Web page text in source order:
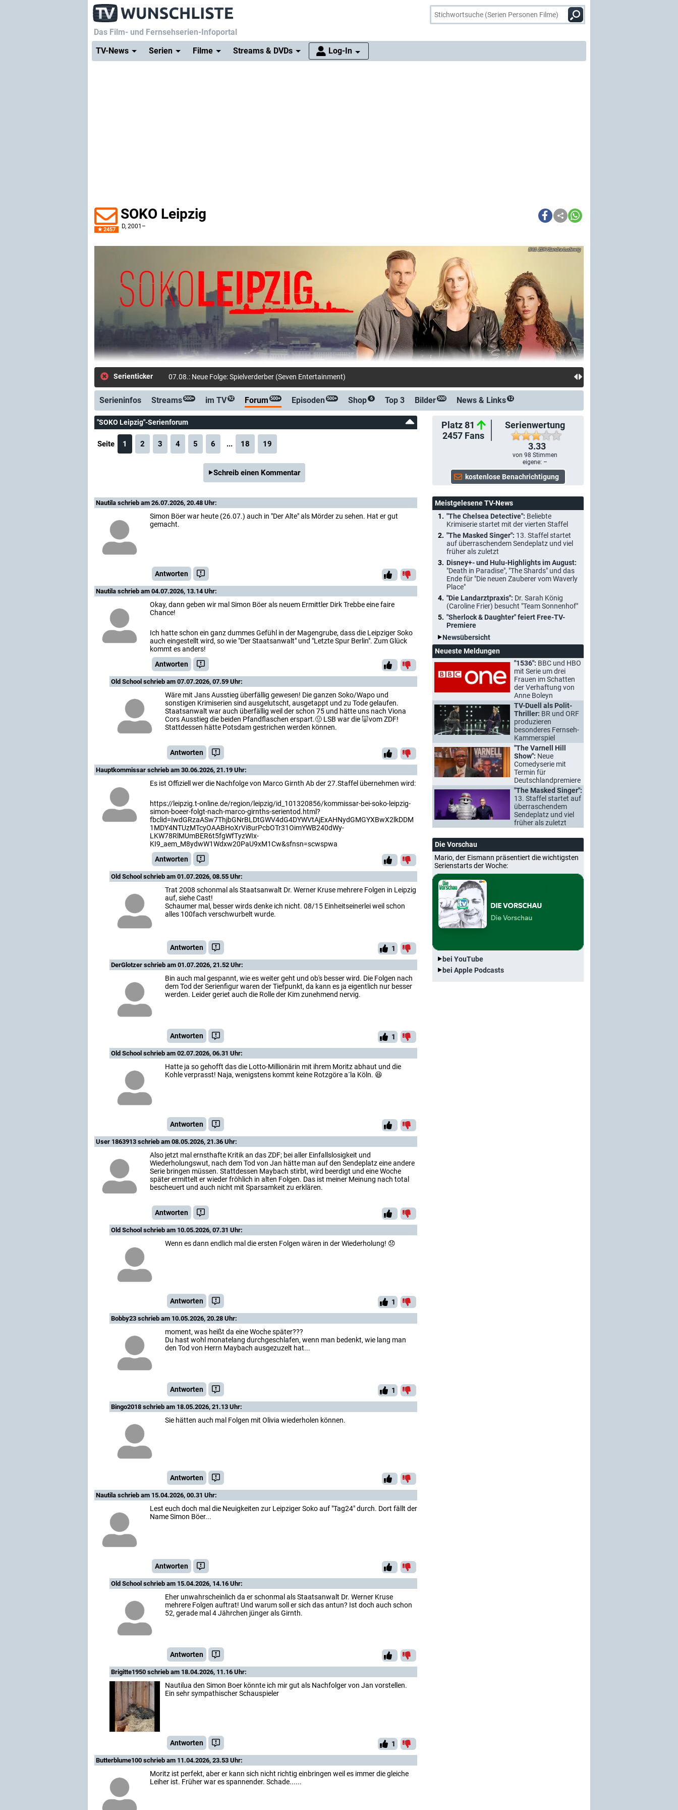
Das Film- und Fernsehserien-Infoportal
TV-News
Serien Filme Streams & DVDs Log-In
2457
SOKO Leipzig
D, 2001–
ZDF/Sandra Ludewig
Serienticker 07.08.: Neue Folge: Spielverderber (Seven Entertainment)
Serieninfos Streams 500+ im TV 92 Forum 500+ Episoden 500+ Shop 6 Top 3 Bilder 500 News & Links 12
Platz 81
2457 Fans
Serienwertung
3.33
von 98 Stimmen
eigene: –
"SOKO Leipzig"-Serienforum
Seite 1 2 3 4 5 6 ... 18 19
Schreib einen Kommentar
Nautila schrieb am 26.07.2026, 20.48 Uhr:
Simon Böer war heute (26.07.) auch in "Der Alte" als Mörder zu sehen. Hat er gut
gemacht.
Antworten
Nautila schrieb am 04.07.2026, 13.14 Uhr:
Okay, dann geben wir mal Simon Böer als neuem Ermittler Dirk Trebbe eine faire
Chance!
Ich hatte schon ein ganz dummes Gefühl in der Magengrube, dass die Leipziger Soko
auch eingestellt wird, so wie "Der Staatsanwalt" und "Letzte Spur Berlin". Zum Glück
kommt es anders!
Antworten
Old School schrieb am 07.07.2026, 07.59 Uhr:
Wäre mit Jans Ausstieg überfällig gewesen! Die ganzen Soko/Wapo und
sonstigen Krimiserien sind ausgelutscht, ausgetappt und zu Tode gelaufen.
Staatsanwalt war auch überfällig weil der schon 75 und hätte uns nach Viona
Cors Ausstieg die beiden Pfandflaschen erspart.🤢 LSB war die 🐷vom ZDF!
Stattdessen hätte Potsdam gestrichen werden können.
Antworten
Hauptkommissar schrieb am 30.06.2026, 21.19 Uhr:
Es ist Offiziell wer die Nachfolge von Marco Girnth Ab der 27.Staffel übernehmen wird:
https://leipzig.t-online.de/region/leipzig/id_101320856/kommissar-bei-soko-leipzig-
simon-boeer-folgt-nach-marco-girnths-serientod.html?
fbclid=IwdGRzaASw7ThjbGNrBLDtGWV4dG4DYWVtAjExAHNydGMGYXBwX2lkDDM
1MDY4NTUzMTcyOAABHoXrVi8urPcbOTr31OimYWB240dWy-
LKW78RlMUmBER6t5fgWfTyzWIx-
KI9_aem_M8ydwW1Wdxw20PaU9xM1Cw&sfnsn=scwspwa
Antworten
Old School schrieb am 01.07.2026, 08.55 Uhr:
Trat 2008 schonmal als Staatsanwalt Dr. Werner Kruse mehrere Folgen in Leipzig
auf, siehe Cast!
Schaumer mal, besser wirds denke ich nicht. 08/15 Einheitseinerlei weil schon
alles 100fach verschwurbelt wurde.
Antworten 1
DerGlotzer schrieb am 01.07.2026, 21.52 Uhr:
Bin auch mal gespannt, wie es weiter geht und ob's besser wird. Die Folgen nach
dem Tod der Serienfigur waren der Tiefpunkt, da kann es ja eigentlich nur besser
werden. Leider geriet auch die Rolle der Kim zunehmend nervig.
Antworten 1
Old School schrieb am 02.07.2026, 06.31 Uhr:
Hatte ja so gehofft das die Lotto-Millionärin mit ihrem Moritz abhaut und die
Kohle verprasst! Naja, wenigstens kommt keine Rotzgöre a´la Köln. 😆
Antworten
User 1863913 schrieb am 08.05.2026, 21.36 Uhr:
Also jetzt mal ernsthafte Kritik an das ZDF; bei aller Einfallslosigkeit und
Wiederholungswut, nach dem Tod von Jan hätte man auf den Sendeplatz eine andere
Serie bringen müssen. Stattdessen Maybach stirbt, wird beerdigt und eine Woche
später ermittelt er wieder fröhlich in alten Folgen. Das ist meiner Meinung nach total
bescheuert und auch nicht mit Sparsamkeit zu erklären.
Antworten
Old School schrieb am 10.05.2026, 07.31 Uhr:
Wenn es dann endlich mal die ersten Folgen wären in der Wiederholung! 😞
Antworten 1
Bobby23 schrieb am 10.05.2026, 20.28 Uhr:
moment, was heißt da eine Woche später???
Du hast wohl monatelang durchgeschlafen, wenn man bedenkt, wie lang man
den Tod von Herrn Maybach ausgezuzelt hat...
Antworten 1
Bingo2018 schrieb am 18.05.2026, 21.13 Uhr:
Sie hätten auch mal Folgen mit Olivia wiederholen können.
Antworten
Nautila schrieb am 15.04.2026, 00.31 Uhr:
Lest euch doch mal die Neuigkeiten zur Leipziger Soko auf "Tag24" durch. Dort fällt der
Name Simon Böer...
Antworten
Old School schrieb am 15.04.2026, 14.16 Uhr:
Eher unwahrscheinlich da er schonmal als Staatsanwalt Dr. Werner Kruse
mehrere Folgen auftrat! Und warum soll er sich das antun? Ist doch auch schon
52, gerade mal 4 Jährchen jünger als Girnth.
Antworten
Brigitte1950 schrieb am 18.04.2026, 11.16 Uhr:
Nautilua den Simon Boer könnte ich mir gut als Nachfolger von Jan vorstellen.
Ein sehr sympathischer Schauspieler
Antworten 1
Butterblume100 schrieb am 11.04.2026, 23.53 Uhr:
Moritz ist perfekt, aber er kann sich nicht richtig einbringen weil es immer die gleiche
Leiher ist. Früher war es spannender. Schade......
Meistgelesene TV-News
"The Chelsea Detective": Beliebte
Krimiserie startet mit der vierten Staffel
"The Masked Singer": 13. Staffel startet
auf überraschendem Sendeplatz und viel
früher als zuletzt
Disney+- und Hulu-Highlights im August:
"Death in Paradise", "The Shards" und das
Ende für "Die neuen Zauberer vom Waverly
Place"
"Die Landarztpraxis": Dr. Sarah König
(Caroline Frier) besucht "Team Sonnenhof"
"Sherlock & Daughter" feiert Free-TV-
Premiere
Newsübersicht
Neueste Meldungen
"1536": BBC und HBO
mit Serie um drei
Frauen im Schatten
der Verhaftung von
Anne Boleyn
TV-Duell als Polit-
Thriller: BR und ORF
produzieren
besonderes Fernseh-
Kammerspiel
"The Varnell Hill
Show": Neue
Comedyserie mit
Termin für
Deutschlandpremiere
"The Masked Singer":
13. Staffel startet auf
überraschendem
Sendeplatz und viel
früher als zuletzt
Die Vorschau
Mario, der Eismann präsentiert die wichtigsten
Serienstarts der Woche:
bei YouTube
bei Apple Podcasts